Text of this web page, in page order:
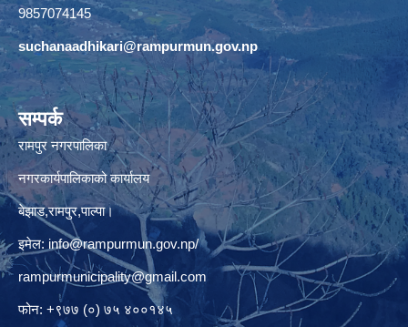
9857074145
suchanaadhikari@rampurmun.gov.np
सम्पर्क
रामपुर नगरपालिका
नगरकार्यपालिकाको कार्यालय
बेझाड,रामपुर,पाल्पा।
इमेल: info@rampurmun.gov.np/
rampurmunicipality@gmail.com
फोन: +९७७ (०) ७५ ४००१४५